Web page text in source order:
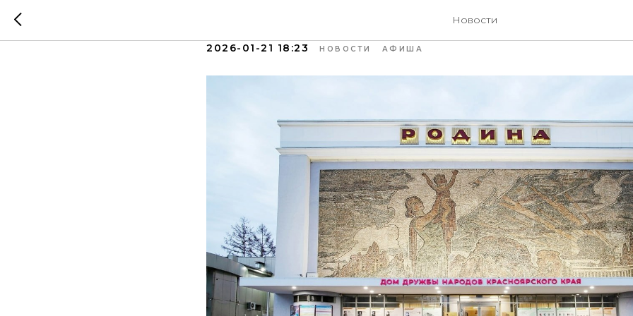
Новости
Бесплатные кинопоказы в
2026-01-21 18:23 НОВОСТИ АФИША